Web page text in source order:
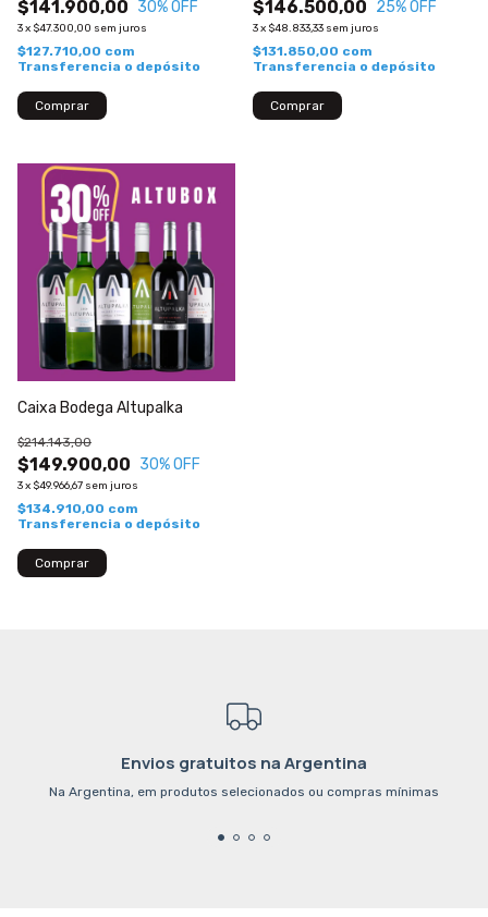
$141.900,00 30% OFF
3x $47.300,00 sem juros
$127.710,00 com
Transferencia o depósito
$146.500,00 25% OFF
3x $48.833,33 sem juros
$131.850,00 com
Transferencia o depósito
Caixa Bodega Altupalka
$149.900,00
$214.143,00
30% OFF
3x $49.966,67 sem juros
$134.910,00 com
Transferencia o depósito
Envios gratuitos na Argentina
Na Argentina, em produtos selecionados ou compras mínimas